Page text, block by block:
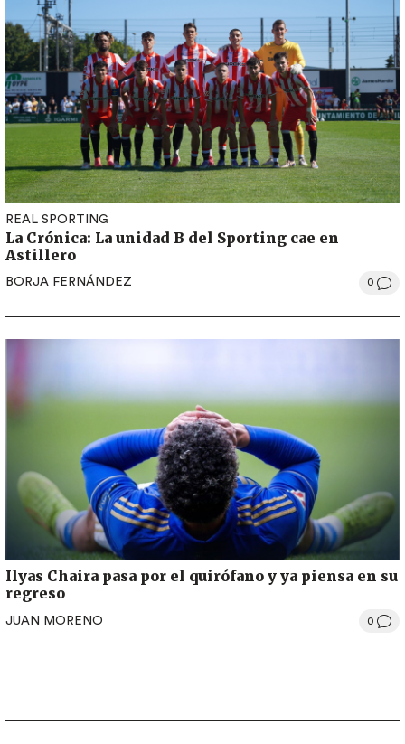
REAL SPORTING
La Crónica: La unidad B del Sporting cae en
Astillero
BORJA FERNÁNDEZ 0
Ilyas Chaira pasa por el quirófano y ya piensa en su
regreso
JUAN MORENO 0